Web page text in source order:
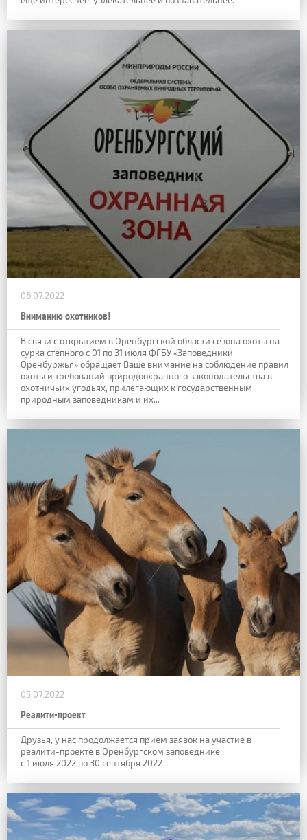
06.07.2022
Вниманию охотников!
В связи с открытием в Оренбургской области сезона охоты на
сурка степного с 01 по 31 июля ФГБУ «Заповедники
Оренбуржья» обращает Ваше внимание на соблюдение правил
охоты и требований природоохранного законодательства в
охотничьих угодьях, прилегающих к государственным
природным заповедникам и их...
05.07.2022
Реалити-проект
Друзья, у нас продолжается прием заявок на участие в
реалити-проекте в Оренбургском заповеднике.
с 1 июля 2022 по 30 сентября 2022